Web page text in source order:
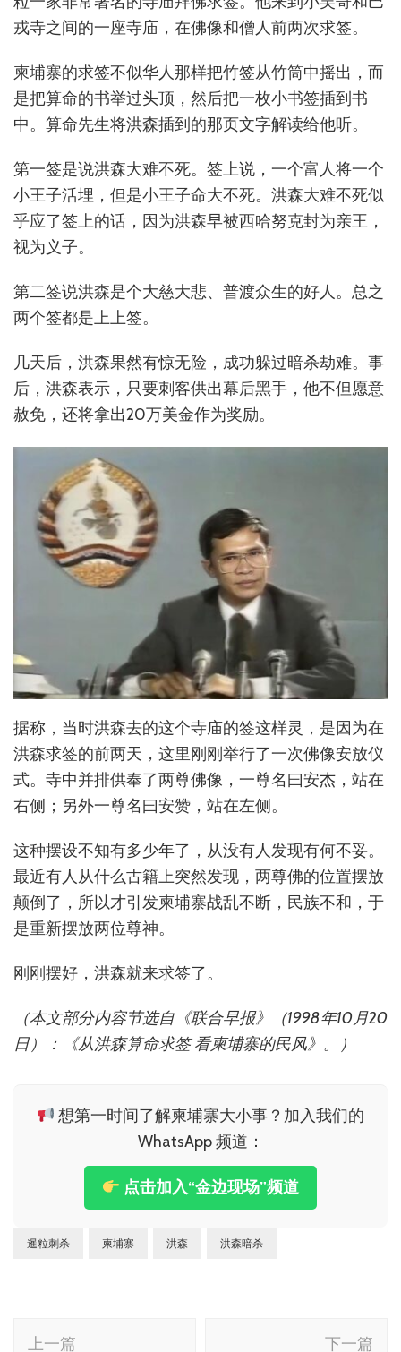
戎寺之间的一座寺庙，在佛像和僧人前两次求签。
柬埔寨的求签不似华人那样把竹签从竹筒中摇出，而
是把算命的书举过头顶，然后把一枚小书签插到书
中。算命先生将洪森插到的那页文字解读给他听。
第一签是说洪森大难不死。签上说，一个富人将一个
小王子活埋，但是小王子命大不死。洪森大难不死似
乎应了签上的话，因为洪森早被西哈努克封为亲王，
视为义子。
第二签说洪森是个大慈大悲、普渡众生的好人。总之
两个签都是上上签。
几天后，洪森果然有惊无险，成功躲过暗杀劫难。事
后，洪森表示，只要刺客供出幕后黑手，他不但愿意
赦免，还将拿出20万美金作为奖励。
据称，当时洪森去的这个寺庙的签这样灵，是因为在
洪森求签的前两天，这里刚刚举行了一次佛像安放仪
式。寺中并排供奉了两尊佛像，一尊名曰安杰，站在
右侧；另外一尊名曰安赞，站在左侧。
这种摆设不知有多少年了，从没有人发现有何不妥。
最近有人从什么古籍上突然发现，两尊佛的位置摆放
颠倒了，所以才引发柬埔寨战乱不断，民族不和，于
是重新摆放两位尊神。
刚刚摆好，洪森就来求签了。
（本文部分内容节选自《联合早报》（1998年10月20
日）：《从洪森算命求签 看柬埔寨的民风》。）
想第一时间了解柬埔寨大小事？加入我们的
WhatsApp 频道：
点击加入“金边现场”频道
暹粒刺杀 柬埔寨 洪森 洪森暗杀
博
上一篇 下一篇